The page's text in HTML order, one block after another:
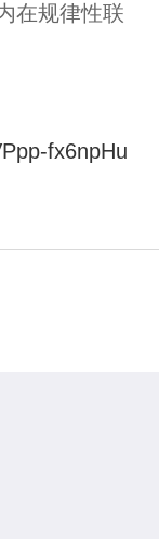
在规律性联
fx6npHu